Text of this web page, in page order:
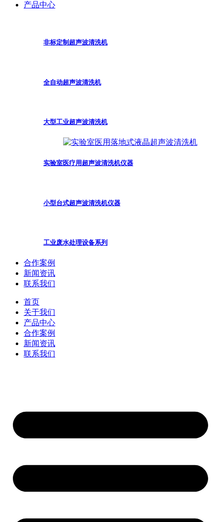
产品中心
非标定制超声波清洗机
全自动超声波清洗机
大型工业超声波清洗机
实验室医疗用超声波清洗机仪器
小型台式超声波清洗机仪器
工业废水处理设备系列
合作案例
新闻资讯
联系我们
首页
关于我们
产品中心
合作案例
新闻资讯
联系我们